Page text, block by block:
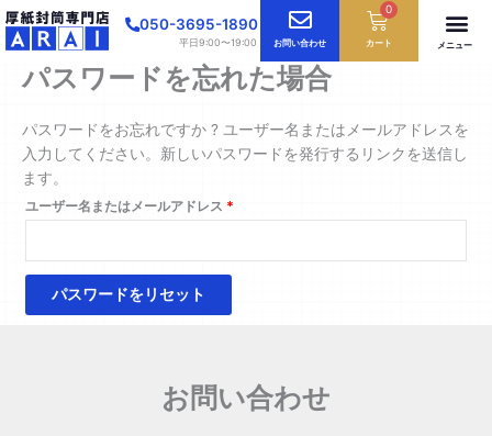
内
容
050-3695-1890
平日9:00〜19:00 お問い合わせ
0
Cart
カート メニュー
パスワードを忘れた場合
パスワードをお忘れですか ? ユーザー名またはメールアドレスを
入力してください。新しいパスワードを発行するリンクを送信し
ます。
ユーザー名またはメールアドレス *
須
パスワードをリセット
お問い合わせ